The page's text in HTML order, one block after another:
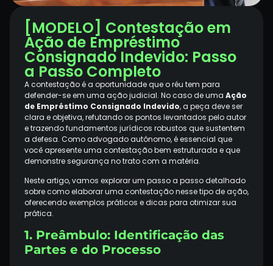
[MODELO] Contestação em
Ação de Empréstimo
Consignado Indevido: Passo
a Passo Completo
A contestação é a oportunidade que o réu tem para
defender-se em uma ação judicial. No caso de uma Ação
de Empréstimo Consignado Indevido, a peça deve ser
clara e objetiva, refutando os pontos levantados pelo autor
e trazendo fundamentos jurídicos robustos que sustentem
a defesa. Como advogado autônomo, é essencial que
você apresente uma contestação bem estruturada e que
demonstre segurança no trato com a matéria.
Neste artigo, vamos explorar um passo a passo detalhado
sobre como elaborar uma contestação nesse tipo de ação,
oferecendo exemplos práticos e dicas para otimizar sua
prática.
1. Preâmbulo: Identificação das
Partes e do Processo